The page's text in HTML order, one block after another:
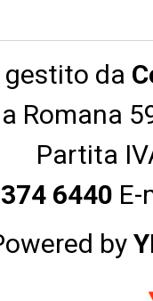
gestito da
Romana
Partita
6440
by